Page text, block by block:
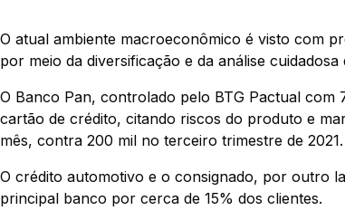
O atual ambiente macroeconômico é visto com
por meio da diversificação e da análise
O Banco Pan, controlado pelo BTG Pactual
cartão de crédito, citando riscos do produto e
mês, contra 200 mil no terceiro trimestre de 2021.
O crédito automotivo e o consignado, por outro
principal banco por cerca de 15% dos clientes.